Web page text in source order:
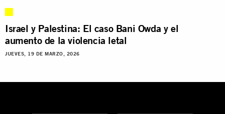
Israel y Palestina: El caso Bani Owda y el
aumento de la violencia letal
JUEVES, 19 DE MARZO, 2026